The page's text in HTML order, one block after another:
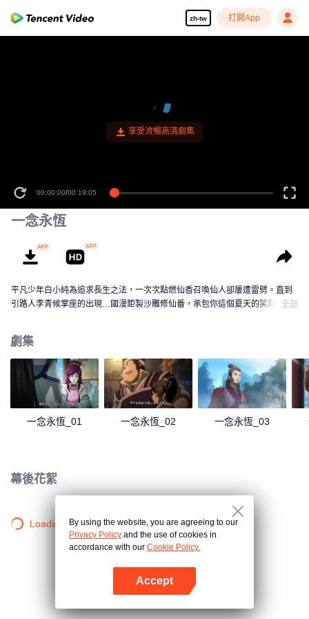
zh-tw 打開App
享受流暢高清劇集
00:00:00/00:19:05
一念永恆
平凡少年白小純為追求長生之法，一次次點燃仙香召喚仙人卻屢遭雷劈。直到
引路人李青候掌座的出現…國漫鉅製沙雕修仙番，承包你這個夏天的笑點！全部
劇集
一念永恆_01 一念永恆_02 一念永恆_03
幕後花絮
Loading…By using the website, you are agreeing to our
Privacy Policy and the use of cookies in
accordance with our Cookie Policy.
Accept